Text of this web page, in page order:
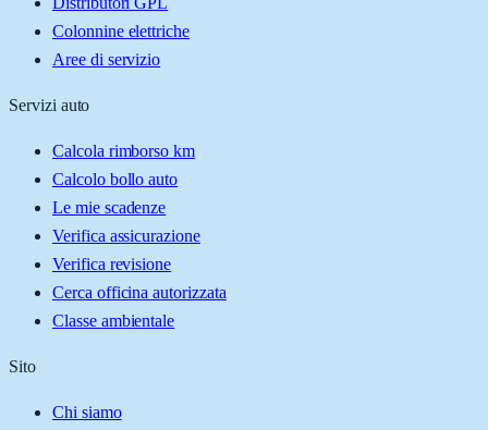
Colonnine elettriche
Aree di servizio
Servizi auto
Calcola rimborso km
Calcolo bollo auto
Le mie scadenze
Verifica assicurazione
Verifica revisione
Cerca officina autorizzata
Classe ambientale
Sito
Chi siamo